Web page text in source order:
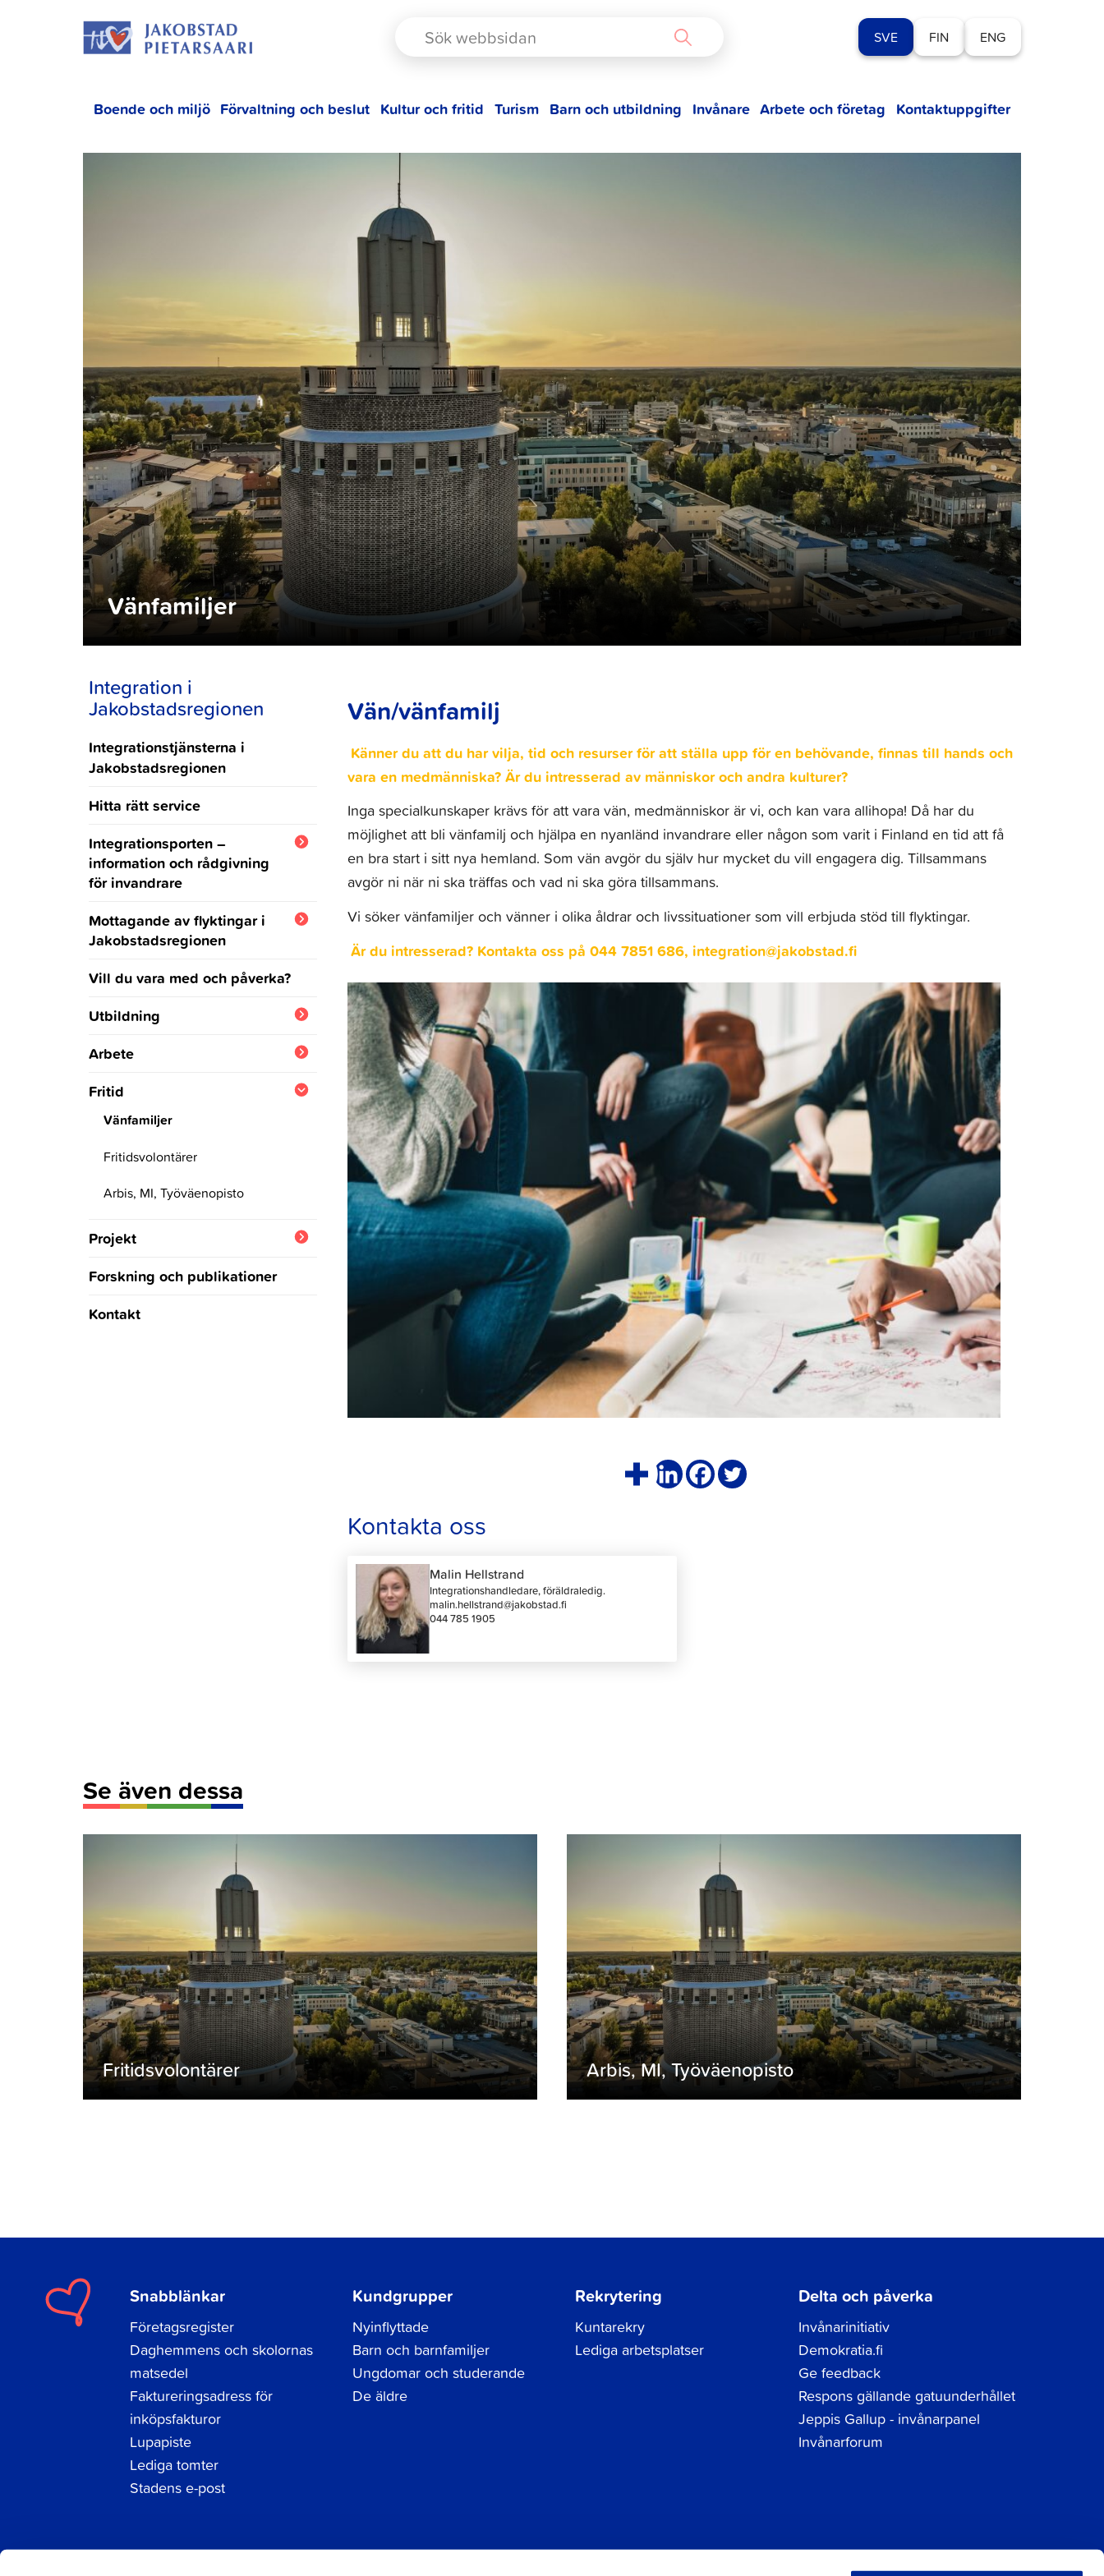
SVE FIN ENG
Boende och miljö Förvaltning och beslut Kultur och fritid Turism Barn och utbildning Invånare Arbete och företag Kontaktuppgifter
Vänfamiljer
Integration i
Jakobstadsregionen
Integrationstjänsterna i
Jakobstadsregionen
Hitta rätt service
Integrationsporten –
information och rådgivning
för invandrare
Mottagande av flyktingar i
Jakobstadsregionen
integrationsprogram
Vill du vara med och påverka?
Utbildning
integrationsutbildning
Arbete
För arbetsgivare
Fritid
Vänfamiljer
Fritidsvolontärer
Arbis, MI, Työväenopisto
Projekt
Integration Works
(materialbank)
Forskning och publikationer
Kontakt
Vän/vänfamilj
Känner du att du har vilja, tid och resurser för att ställa upp för en behövande, finnas till hands och
vara en medmänniska? Är du intresserad av människor och andra kulturer?
Inga specialkunskaper krävs för att vara vän, medmänniskor är vi, och kan vara allihopa! Då har du
möjlighet att bli vänfamilj och hjälpa en nyanländ invandrare eller någon som varit i Finland en tid att få
en bra start i sitt nya hemland. Som vän avgör du själv hur mycket du vill engagera dig. Tillsammans
avgör ni när ni ska träffas och vad ni ska göra tillsammans.
Vi söker vänfamiljer och vänner i olika åldrar och livssituationer som vill erbjuda stöd till flyktingar.
Är du intresserad? Kontakta oss på 044 7851 686, integration@jakobstad.fi
Kontakta oss
Malin Hellstrand
Integrationshandledare, föräldraledig.
malin.hellstrand@jakobstad.fi
044 785 1905
Se även dessa
Fritidsvolontärer Arbis, MI, Työväenopisto
Snabblänkar
Företagsregister
Daghemmens och skolornas
matsedel
Faktureringsadress för
inköpsfakturor
Lupapiste
Lediga tomter
Stadens e-post
Kundgrupper
Nyinflyttade
Barn och barnfamiljer
Ungdomar och studerande
De äldre
Rekrytering
Kuntarekry
Lediga arbetsplatser
Delta och påverka
Invånarinitiativ
Demokratia.fi
Ge feedback
Respons gällande gatuunderhållet
Jeppis Gallup - invånarpanel
Invånarforum